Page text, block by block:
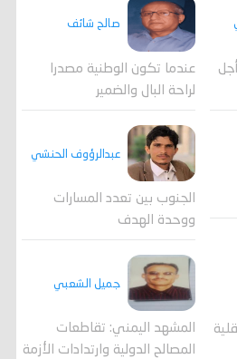
صالح شائف
عندما تكون الوطنية مصدرا
لراحة البال والضمير
عبدالرؤوف الحنشي
الجنوب بين تعدد المسارات
ووحدة الهدف
جميل الشعبي
المشهد اليمني: تقاطعات
المصالح الدولية وارتدادات الأزمة